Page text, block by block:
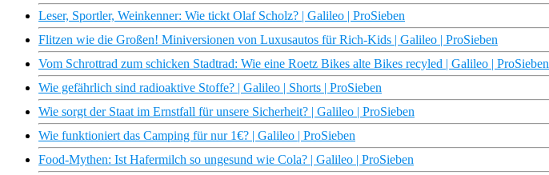
Leser, Sportler, Weinkenner: Wie tickt Olaf Scholz? | Galileo | ProSieben
Flitzen wie die Großen! Miniversionen von Luxusautos für Rich-Kids | Galileo | ProSieben
Vom Schrottrad zum schicken Stadtrad: Wie eine Roetz Bikes alte Bikes recyled | Galileo | ProSieben
Wie gefährlich sind radioaktive Stoffe? | Galileo | Shorts | ProSieben
Wie sorgt der Staat im Ernstfall für unsere Sicherheit? | Galileo | ProSieben
Wie funktioniert das Camping für nur 1€? | Galileo | ProSieben
Food-Mythen: Ist Hafermilch so ungesund wie Cola? | Galileo | ProSieben